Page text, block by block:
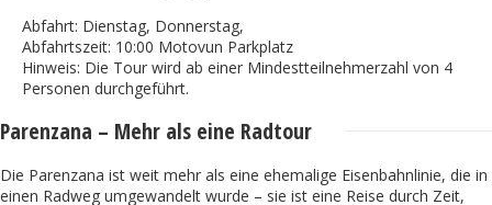
Abfahrt: Dienstag, Donnerstag,
Abfahrtszeit: 10:00 Motovun Parkplatz
Hinweis: Die Tour wird ab einer Mindestteilnehmerzahl von 4
Personen durchgeführt.
Parenzana – Mehr als eine Radtour
Die Parenzana ist weit mehr als eine ehemalige Eisenbahnlinie, die in
einen Radweg umgewandelt wurde – sie ist eine Reise durch Zeit,